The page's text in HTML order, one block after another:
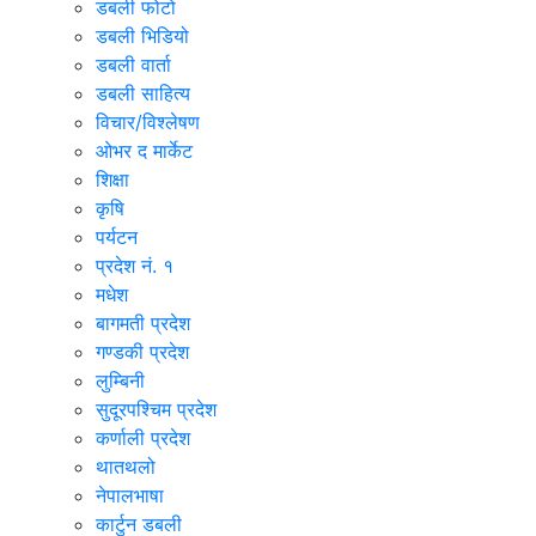
डबली फोटो
डबली भिडियो
डबली वार्ता
डबली साहित्य
विचार/विश्‍लेषण
ओभर द मार्केट
शिक्षा
कृषि
पर्यटन
प्रदेश नं. १
मधेश
बागमती प्रदेश
गण्डकी प्रदेश
लुम्बिनी
सुदूरपश्चिम प्रदेश
कर्णाली प्रदेश
थातथलो
नेपालभाषा
कार्टुन डबली